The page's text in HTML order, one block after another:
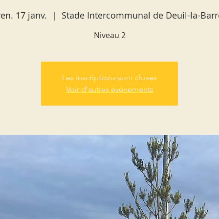
17 janv.
  |
Stade Intercommunal de Deuil-la-
Niveau 2
Les inscriptions sont closes
Voir d'autres événements